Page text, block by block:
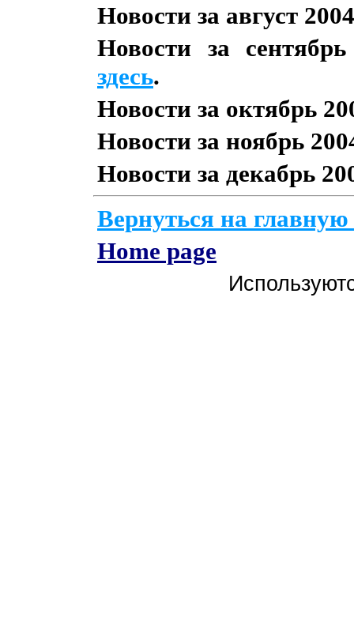
Новости за август
Новости за
здесь.
Новости за октябрь
Новости за ноябрь
Новости за декабрь
Вернуться на
Home page